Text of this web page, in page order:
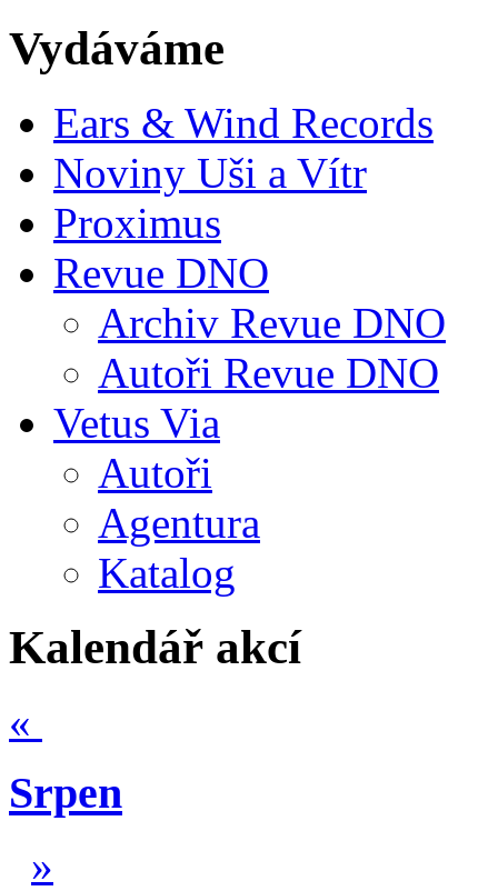
Vydáváme
Ears & Wind Records
Noviny Uši a Vítr
Proximus
Revue DNO
Archiv Revue DNO
Autoři Revue DNO
Vetus Via
Autoři
Agentura
Katalog
Kalendář akcí
«
Srpen
»